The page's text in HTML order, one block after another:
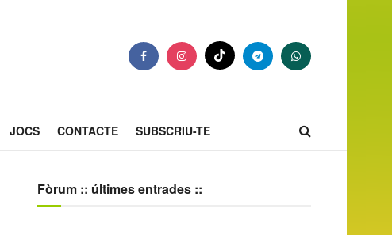
JOCS CONTACTE SUBSCRIU-TE
Fòrum :: últimes entrades ::